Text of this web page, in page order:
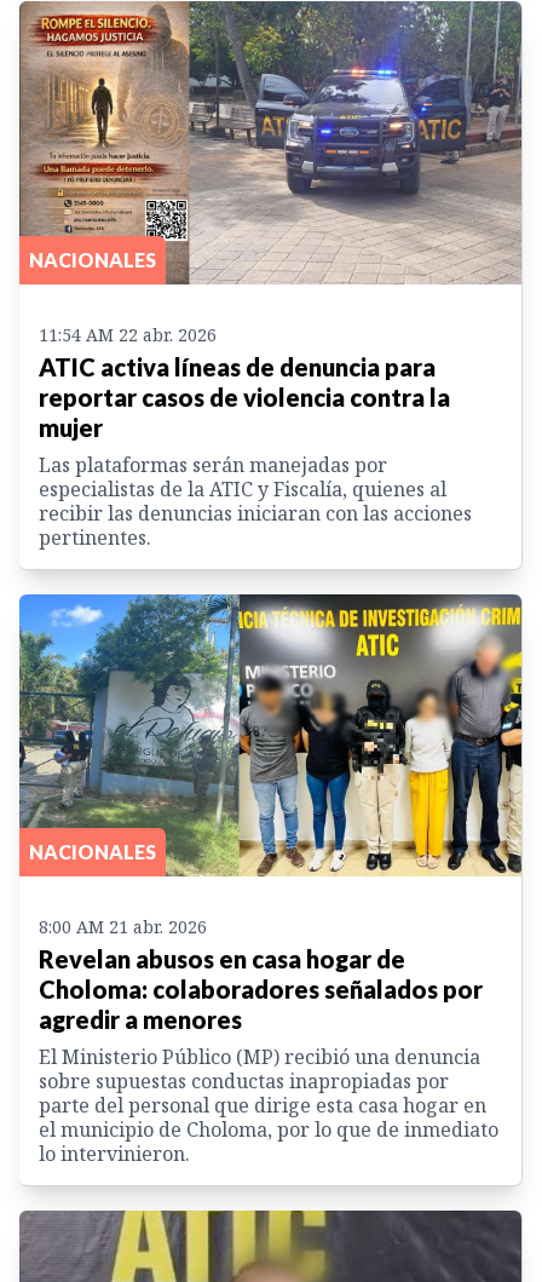
NACIONALES
11:54 AM 22 abr. 2026
ATIC activa líneas de denuncia para
reportar casos de violencia contra la
mujer
Las plataformas serán manejadas por
especialistas de la ATIC y Fiscalía, quienes al
recibir las denuncias iniciaran con las acciones
pertinentes.
NACIONALES
8:00 AM 21 abr. 2026
Revelan abusos en casa hogar de
Choloma: colaboradores señalados por
agredir a menores
El Ministerio Público (MP) recibió una denuncia
sobre supuestas conductas inapropiadas por
parte del personal que dirige esta casa hogar en
el municipio de Choloma, por lo que de inmediato
lo intervinieron.